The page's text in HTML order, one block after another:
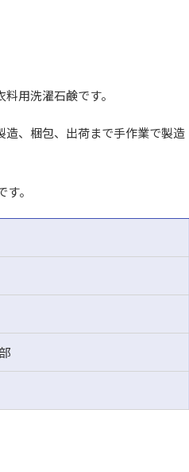
用洗濯石鹸です。
、梱包、出荷まで手作業で製造
。